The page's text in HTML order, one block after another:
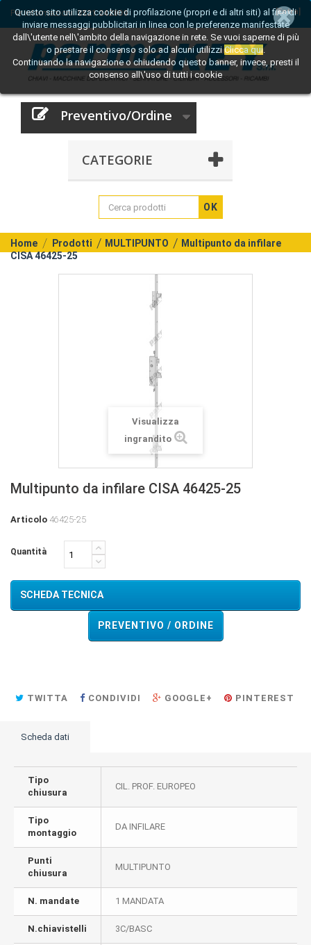
[Entra]
Per informazioni:0521 242809
Preventivo/Ordine
CATEGORIE
OK
Questo sito utilizza cookie di profilazione (propri e di altri siti) al fine di
inviare messaggi pubblicitari in linea con le preferenze manifestate
dall\'utente nell\'ambito della navigazione in rete. Se vuoi saperne di più
o prestare il consenso solo ad alcuni utilizziClicca qui.
Continuando la navigazione o chiudendo questo banner, invece, presti il
consenso all\'uso di tutti i cookie
Home Prodotti MULTIPUNTO
Multipunto da infilare
CISA 46425-25
Visualizza
ingrandito
Multipunto da infilare CISA 46425-25
Articolo 46425-25
Quantità
SCHEDA TECNICA
PREVENTIVO / ORDINE
TWITTA CONDIVIDI GOOGLE+ PINTEREST
Scheda dati
Tipo
chiusura
CIL. PROF. EUROPEO
Tipo
montaggio
DA INFILARE
Punti
chiusura
MULTIPUNTO
N. mandate 1 MANDATA
N.chiavistelli 3C/BASC